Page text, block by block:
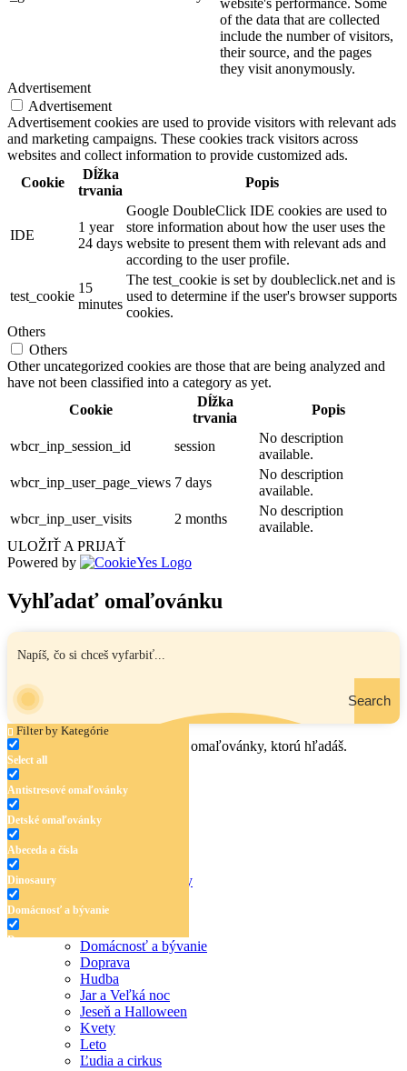
website's performance. Some
of the data that are collected
include the number of visitors,
their source, and the pages
they visit anonymously.
Advertisement
Advertisement
Advertisement cookies are used to provide visitors with relevant ads
and marketing campaigns. These cookies track visitors across
websites and collect information to provide customized ads.
Cookie
Dĺžka
trvania
Popis
IDE
1 year
24 days
Google DoubleClick IDE cookies are used to
store information about how the user uses the
website to present them with relevant ads and
according to the user profile.
test_cookie
15
minutes
The test_cookie is set by doubleclick.net and is
used to determine if the user's browser supports
cookies.
Others
Others
Other uncategorized cookies are those that are being analyzed and
have not been classified into a category as yet.
Cookie
Dĺžka
trvania
Popis
wbcr_inp_session_id session
No description
available.
wbcr_inp_user_page_views 7 days
No description
available.
wbcr_inp_user_visits
2 months
No description
available.
ULOŽIŤ A PRIJAŤ
Powered by
Vyhľadať omaľovánku
Search
Filter by Kategórie
Select all
Antistresové omaľovánky
Detské omaľovánky
Abeceda a čísla
Dinosaury
Domácnosť a bývanie
Doprava
Jar a Veľká noc
Jeseň a Halloween
Zadaj názov, oblasť alebo tému omaľovánky, ktorú hľadáš.
Antistresové omaľovánky
Abeceda a čísla
Domácnosť a bývanie
Doprava
Hudba
Jar a Veľká noc
Jeseň a Halloween
Kvety
Leto
Ľudia a cirkus